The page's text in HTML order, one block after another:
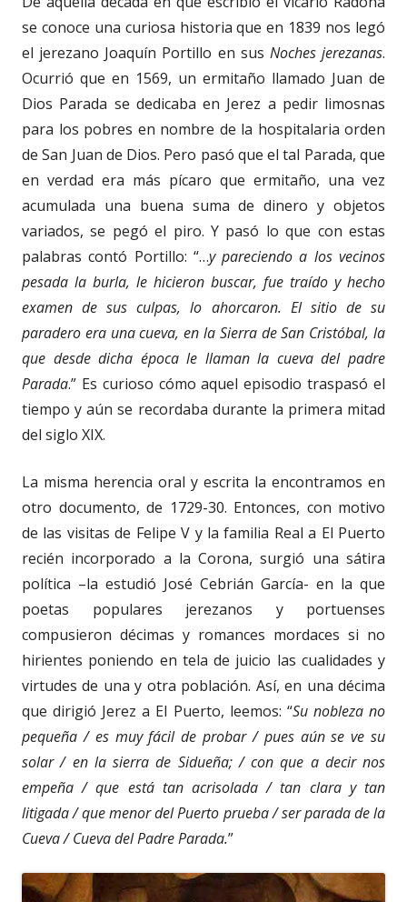
se conoce una curiosa historia que en 1839 nos legó
el jerezano Joaquín Portillo en sus Noches jerezanas.
Ocurrió que en 1569, un ermitaño llamado Juan de
Dios Parada se dedicaba en Jerez a pedir limosnas
para los pobres en nombre de la hospitalaria orden
de San Juan de Dios. Pero pasó que el tal Parada, que
en verdad era más pícaro que ermitaño, una vez
acumulada una buena suma de dinero y objetos
variados, se pegó el piro. Y pasó lo que con estas
palabras contó Portillo: “…y pareciendo a los vecinos
pesada la burla, le hicieron buscar, fue traído y hecho
examen de sus culpas, lo ahorcaron. El sitio de su
paradero era una cueva, en la Sierra de San Cristóbal, la
que desde dicha época le llaman la cueva del padre
Parada.” Es curioso cómo aquel episodio traspasó el
tiempo y aún se recordaba durante la primera mitad
del siglo XIX.
La misma herencia oral y escrita la encontramos en
otro documento, de 1729-30. Entonces, con motivo
de las visitas de Felipe V y la familia Real a El Puerto
recién incorporado a la Corona, surgió una sátira
política –la estudió José Cebrián García- en la que
poetas populares jerezanos y portuenses
compusieron décimas y romances mordaces si no
hirientes poniendo en tela de juicio las cualidades y
virtudes de una y otra población. Así, en una décima
que dirigió Jerez a El Puerto, leemos: “Su nobleza no
pequeña / es muy fácil de probar / pues aún se ve su
solar / en la sierra de Sidueña; / con que a decir nos
empeña / que está tan acrisolada / tan clara y tan
litigada / que menor del Puerto prueba / ser parada de la
Cueva / Cueva del Padre Parada.”